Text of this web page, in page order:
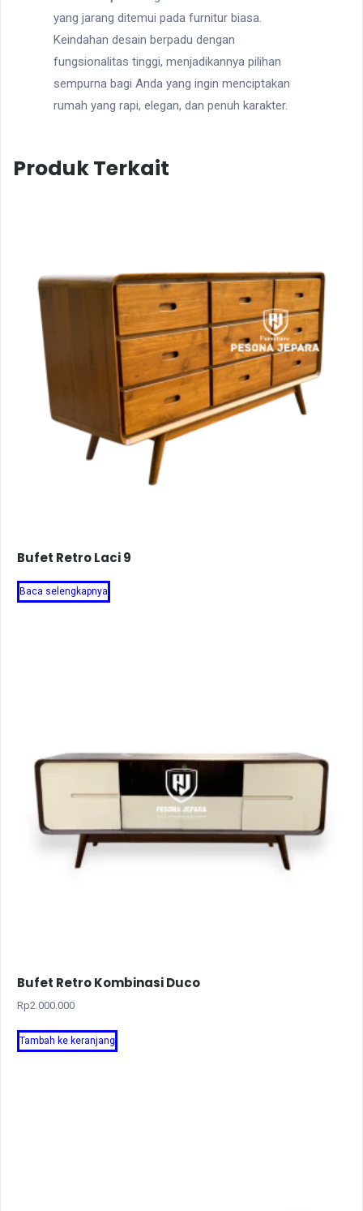
yang jarang ditemui pada furnitur biasa.
Keindahan desain berpadu dengan
fungsionalitas tinggi, menjadikannya pilihan
sempurna bagi Anda yang ingin menciptakan
rumah yang rapi, elegan, dan penuh karakter.
Produk Terkait
Bufet Retro Laci 9
Baca selengkapnya
Bufet Retro Kombinasi Duco
Rp2.000.000
Tambah ke keranjang